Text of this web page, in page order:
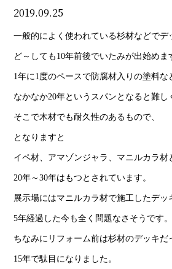
2019.09.25
一般的によく使われている杉材などでデ
ど～しても10年前後でいたみが出始めま
1年に1度のペースで防腐材入りの塗料な
なかなか20年というスパンとなると難し
そこで木材でも耐久性のあるもので、
となりますと
イペ材、アマゾンジャラ、マニルカラ
20年～30年はもつとされています。
展示場にはマニルカラ材で施工したデッ
5年経過した今も全く問題なさそうです。
ちなみにリフォーム前は杉材のデッキだ
15年で駄目になりました。